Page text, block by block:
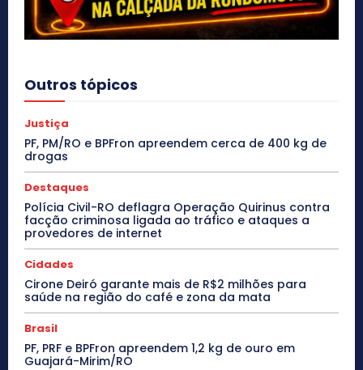
Outros tópicos
Justiça
PF, PM/RO e BPFron apreendem cerca de 400 kg de
drogas
Destaques
Polícia Civil-RO deflagra Operação Quirinus contra
facção criminosa ligada ao tráfico e ataques a
provedores de internet
Cidades
Cirone Deiró garante mais de R$2 milhões para
saúde na região do café e zona da mata
Brasil
PF, PRF e BPFron apreendem 1,2 kg de ouro em
Guajará-Mirim/RO